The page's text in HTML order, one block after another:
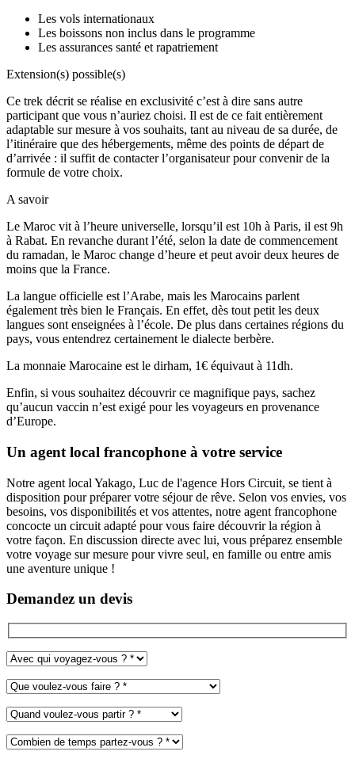
Les vols internationaux
Les boissons non inclus dans le programme
Les assurances santé et rapatriement
Extension(s) possible(s)
Ce trek décrit se réalise en exclusivité c’est à dire sans autre
participant que vous n’auriez choisi. Il est de ce fait entièrement
adaptable sur mesure à vos souhaits, tant au niveau de sa durée, de
l’itinéraire que des hébergements, même des points de départ de
d’arrivée : il suffit de contacter l’organisateur pour convenir de la
formule de votre choix.
A savoir
Le Maroc vit à l’heure universelle, lorsqu’il est 10h à Paris, il est 9h
à Rabat. En revanche durant l’été, selon la date de commencement
du ramadan, le Maroc change d’heure et peut avoir deux heures de
moins que la France.
La langue officielle est l’Arabe, mais les Marocains parlent
également très bien le Français. En effet, dès tout petit les deux
langues sont enseignées à l’école. De plus dans certaines régions du
pays, vous entendrez certainement le dialecte berbère.
La monnaie Marocaine est le dirham, 1€ équivaut à 11dh.
Enfin, si vous souhaitez découvrir ce magnifique pays, sachez
qu’aucun vaccin n’est exigé pour les voyageurs en provenance
d’Europe.
Un agent local francophone à votre service
Notre agent local Yakago, Luc de l'agence Hors Circuit, se tient à
disposition pour préparer votre séjour de rêve. Selon vos envies, vos
besoins, vos disponibilités et vos attentes, notre agent francophone
concocte un circuit adapté pour vous faire découvrir la région à
votre façon. En discussion directe avec lui, vous préparez ensemble
votre voyage sur mesure pour vivre seul, en famille ou entre amis
une aventure unique !
Demandez un devis